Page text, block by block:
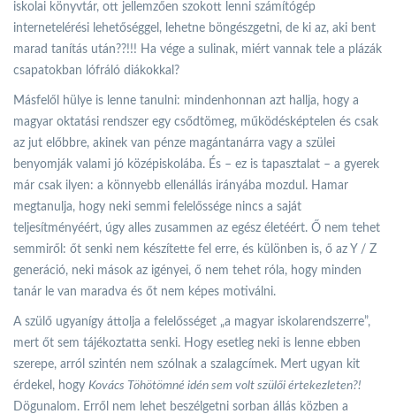
iskolai könyvtár, ott jellemzően szokott lenni számítógép
internetelérési lehetőséggel, lehetne böngészgetni, de ki az, aki bent
marad tanítás után??!!! Ha vége a sulinak, miért vannak tele a plázák
csapatokban lófráló diákokkal?
Másfelől hülye is lenne tanulni: mindenhonnan azt hallja, hogy a
magyar oktatási rendszer egy csődtömeg, működésképtelen és csak
az jut előbbre, akinek van pénze magántanárra vagy a szülei
benyomják valami jó középiskolába. És – ez is tapasztalat – a gyerek
már csak ilyen: a könnyebb ellenállás irányába mozdul. Hamar
megtanulja, hogy neki semmi felelőssége nincs a saját
teljesítményéért, úgy alles zusammen az egész életéért. Ő nem tehet
semmiről: őt senki nem készítette fel erre, és különben is, ő az Y / Z
generáció, neki mások az igényei, ő nem tehet róla, hogy minden
tanár le van maradva és őt nem képes motiválni.
A szülő ugyanígy áttolja a felelősséget „a magyar iskolarendszerre”,
mert őt sem tájékoztatta senki. Hogy esetleg neki is lenne ebben
szerepe, arról szintén nem szólnak a szalagcímek. Mert ugyan kit
érdekel, hogy Kovács Töhötömné idén sem volt szülői értekezleten?!
Dögunalom. Erről nem lehet beszélgetni sorban állás közben a